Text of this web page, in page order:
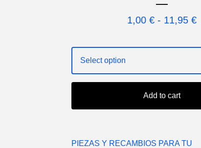
1,00 € - 11,95 €
Add to cart
PIEZAS Y RECAMBIOS PARA TU